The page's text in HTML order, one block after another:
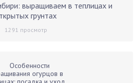
выращиваем в теплицах и
грунтах
1291 просмотр